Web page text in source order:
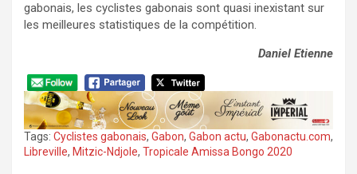
gabonais, les cyclistes gabonais sont quasi inexistant sur
les meilleures statistiques de la compétition.
Daniel Etienne
Tags: Cyclistes gabonais, Gabon, Gabon actu, Gabonactu.com,
Libreville, Mitzic-Ndjole, Tropicale Amissa Bongo 2020